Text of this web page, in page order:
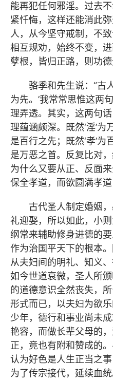
能再犯任何邪淫。过去
紧忏悔，这样还能消此
人，从今坚守戒制，不
相互规劝，始终不变，
孽根，皆归正路，则功德
骆季和先生说：“古
为先。’我常常思惟这两
理弄透。其实，这两句
理蕴涵颇深。既然‘淫’为
是百行之先；既然‘孝’为
是万恶之首。反复比对
为什么又要从正、反面
保全孝道，而欲圆满孝
古代圣人制定婚姻
礼迎娶，所以如此，小
纲常来辅助修身进德的
作为治国平天下的根本
从夫妇间的明礼、知义、
如今世道衰微，圣人所
的道德意识全然丧失，
形式而已，以夫妇为欲
少年，德行和事业尚未
艳容，而做长辈父母的
正，竟也有附和赞成的
认为好色是人生正当之
为了传宗接代，延续血